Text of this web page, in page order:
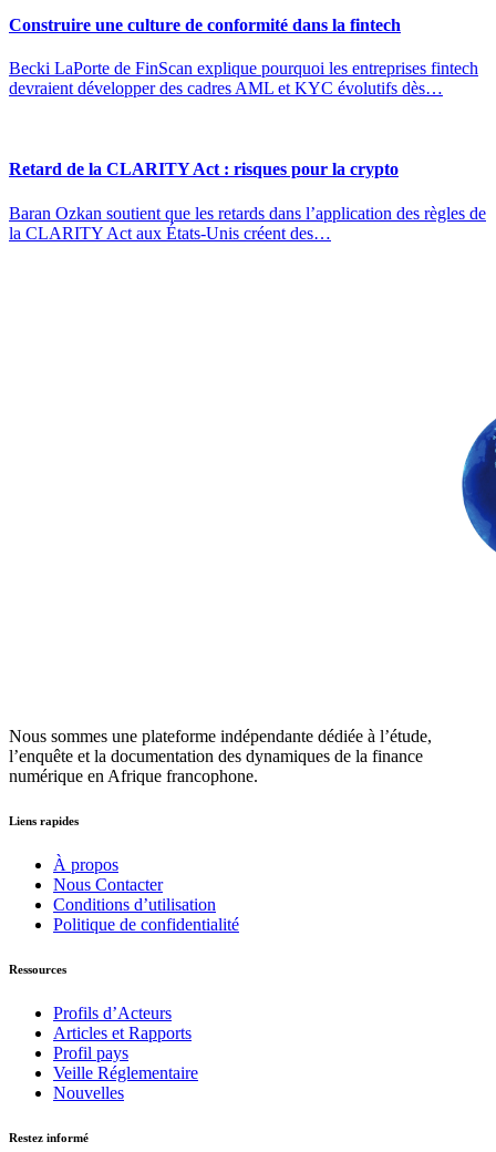
Construire une culture de conformité dans la fintech
Becki LaPorte de FinScan explique pourquoi les entreprises fintech
devraient développer des cadres AML et KYC évolutifs dès…
Retard de la CLARITY Act : risques pour la crypto
Baran Ozkan soutient que les retards dans l’application des règles de
la CLARITY Act aux États-Unis créent des…
Nous sommes une plateforme indépendante dédiée à l’étude,
l’enquête et la documentation des dynamiques de la finance
numérique en Afrique francophone.
Liens rapides
À propos
Nous Contacter
Conditions d’utilisation
Politique de confidentialité
Ressources
Profils d’Acteurs
Articles et Rapports
Profil pays
Veille Réglementaire
Nouvelles
Restez informé